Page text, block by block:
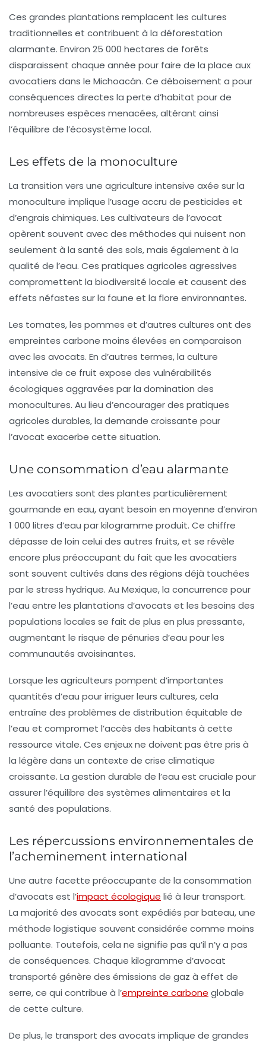
Ces grandes plantations remplacent les cultures
traditionnelles et contribuent à la déforestation
alarmante. Environ 25 000 hectares de forêts
disparaissent chaque année pour faire de la place aux
avocatiers dans le Michoacán. Ce déboisement a pour
conséquences directes la perte d’habitat pour de
nombreuses espèces menacées, altérant ainsi
l’équilibre de l’écosystème local.
Les effets de la monoculture
La transition vers une agriculture intensive axée sur la
monoculture implique l’usage accru de pesticides et
d’engrais chimiques. Les cultivateurs de l’avocat
opèrent souvent avec des méthodes qui nuisent non
seulement à la santé des sols, mais également à la
qualité de l’eau. Ces pratiques agricoles agressives
compromettent la biodiversité locale et causent des
effets néfastes sur la faune et la flore environnantes.
Les tomates, les pommes et d’autres cultures ont des
empreintes carbone moins élevées en comparaison
avec les avocats. En d’autres termes, la culture
intensive de ce fruit expose des vulnérabilités
écologiques aggravées par la domination des
monocultures. Au lieu d’encourager des pratiques
agricoles durables, la demande croissante pour
l’avocat exacerbe cette situation.
Une consommation d’eau alarmante
Les avocatiers sont des plantes particulièrement
gourmande en eau, ayant besoin en moyenne d’environ
1 000 litres d’eau par kilogramme produit. Ce chiffre
dépasse de loin celui des autres fruits, et se révèle
encore plus préoccupant du fait que les avocatiers
sont souvent cultivés dans des régions déjà touchées
par le stress hydrique. Au Mexique, la concurrence pour
l’eau entre les plantations d’avocats et les besoins des
populations locales se fait de plus en plus pressante,
augmentant le risque de pénuries d’eau pour les
communautés avoisinantes.
Lorsque les agriculteurs pompent d’importantes
quantités d’eau pour irriguer leurs cultures, cela
entraîne des problèmes de distribution équitable de
l’eau et compromet l’accès des habitants à cette
ressource vitale. Ces enjeux ne doivent pas être pris à
la légère dans un contexte de crise climatique
croissante. La gestion durable de l’eau est cruciale pour
assurer l’équilibre des systèmes alimentaires et la
santé des populations.
Les répercussions environnementales de
l’acheminement international
Une autre facette préoccupante de la consommation
d’avocats est l’impact écologique lié à leur transport.
La majorité des avocats sont expédiés parbateau, une
méthode logistique souvent considérée comme moins
polluante. Toutefois, cela ne signifie pas qu’il n’y a pas
de conséquences. Chaque kilogramme d’avocat
transporté génère des émissions de gaz à effet de
serre, ce qui contribue à l’empreinte carbone globale
de cette culture.
De plus, le transport des avocats implique de grandes